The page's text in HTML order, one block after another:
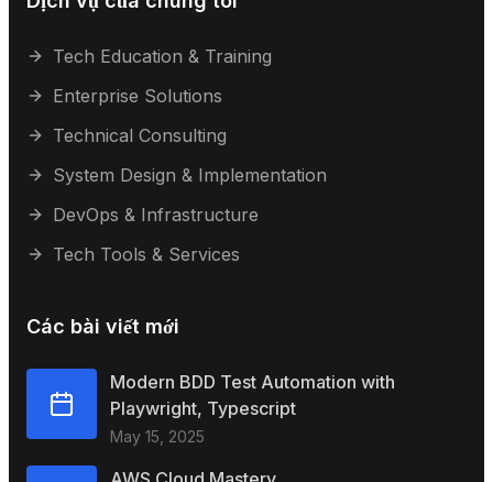
Tech Education & Training
Enterprise Solutions
Technical Consulting
System Design & Implementation
DevOps & Infrastructure
Tech Tools & Services
Các bài viết mới
Modern BDD Test Automation with
Playwright, Typescript
May 15, 2025